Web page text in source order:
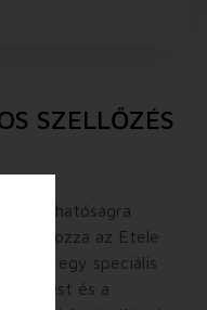
SZELLŐZÉS
az Etele
egy speciális
és a